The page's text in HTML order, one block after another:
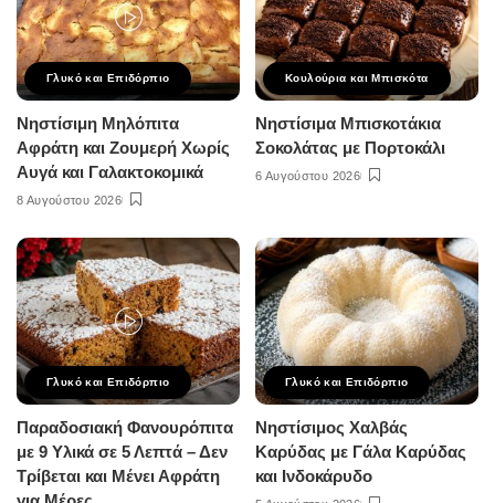
Γλυκό και Επιδόρπιο
Νηστίσιμη Μηλόπιτα
Αφράτη και Ζουμερή Χωρίς
Αυγά και Γαλακτοκομικά
8 Αυγούστου 2026
Κουλούρια και Μπισκότα
Νηστίσιμα Μπισκοτάκια
Σοκολάτας με Πορτοκάλι
6 Αυγούστου 2026
Γλυκό και Επιδόρπιο
Παραδοσιακή Φανουρόπιτα
με 9 Υλικά σε 5 Λεπτά – Δεν
Τρίβεται και Μένει Αφράτη
Γλυκό και Επιδόρπιο
Νηστίσιμος Χαλβάς
Καρύδας με Γάλα Καρύδας
και Ινδοκάρυδο